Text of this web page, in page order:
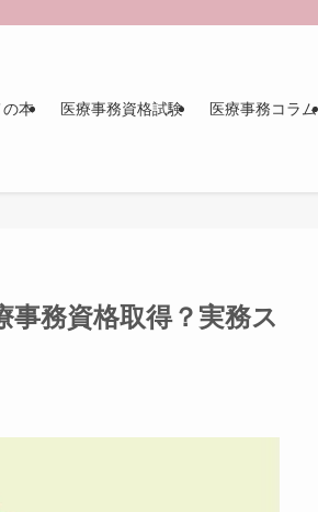
の本 医療事務資格試験 医療事務コラム
事務資格取得？実務ス